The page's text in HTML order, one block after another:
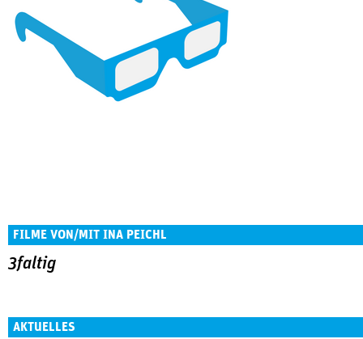
FILME VON/MIT INA PEICHL
3faltig
AKTUELLES